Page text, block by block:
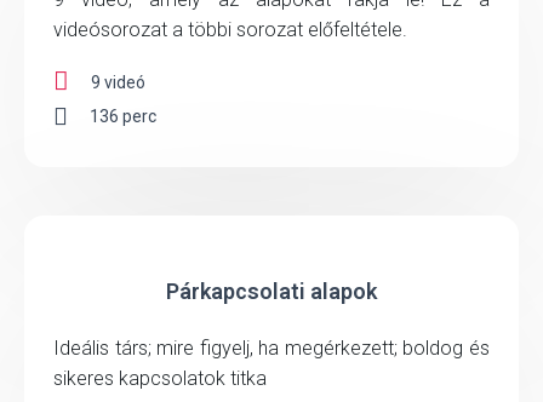
videósorozat a többi sorozat előfeltétele.
9 videó
136 perc
Párkapcsolati alapok
Ideális társ; mire figyelj, ha megérkezett; boldog és
sikeres kapcsolatok titka